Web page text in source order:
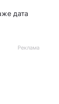
дата
Реклама